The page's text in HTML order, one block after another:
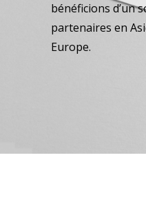
bénéficions d’un
partenaires en
Europe.